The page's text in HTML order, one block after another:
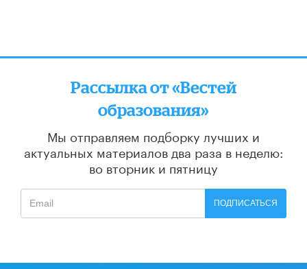
Рассылка от «Вестей
образования»
Мы отправляем подборку лучших и
актуальных материалов два раза в неделю:
во вторник и пятницу
ПОДПИСАТЬСЯ